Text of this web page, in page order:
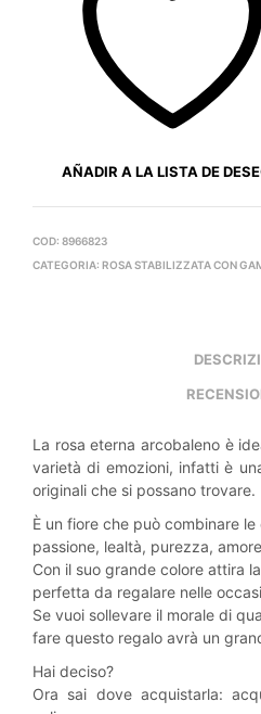
AÑADIR A LA LISTA DE
COD: 8966823
CATEGORIA: ROSA STABILIZZATA CON
La rosa eterna arcobaleno è
varietà di emozioni, infatti è
originali che si possano trovare.
È un fiore che può combinare
passione, lealtà, purezza,
Con il suo grande colore attira
perfetta da regalare nelle
Se vuoi sollevare il morale di
fare questo regalo avrà un
Hai deciso?
Ora sai dove acquistarla: